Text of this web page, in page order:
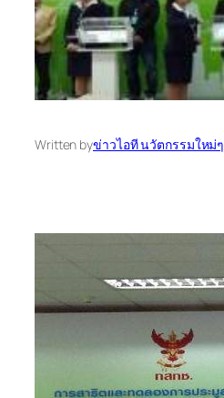
Written byข่าวไอที นวัตกรรมใหม่ๆ